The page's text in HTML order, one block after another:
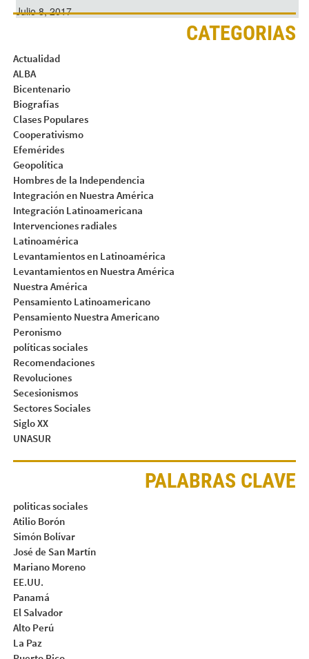
Julio 8, 2017
CATEGORIAS
Actualidad
ALBA
Bicentenario
Biografías
Clases Populares
Cooperativismo
Efemérides
Geopolítica
Hombres de la Independencia
Integración en Nuestra América
Integración Latinoamericana
Intervenciones radiales
Latinoamérica
Levantamientos en Latinoamérica
Levantamientos en Nuestra América
Nuestra América
Pensamiento Latinoamericano
Pensamiento Nuestra Americano
Peronismo
políticas sociales
Recomendaciones
Revoluciones
Secesionismos
Sectores Sociales
Siglo XX
UNASUR
PALABRAS CLAVE
politicas sociales
Atilio Borón
Simón Bolívar
José de San Martín
Mariano Moreno
EE.UU.
Panamá
El Salvador
Alto Perú
La Paz